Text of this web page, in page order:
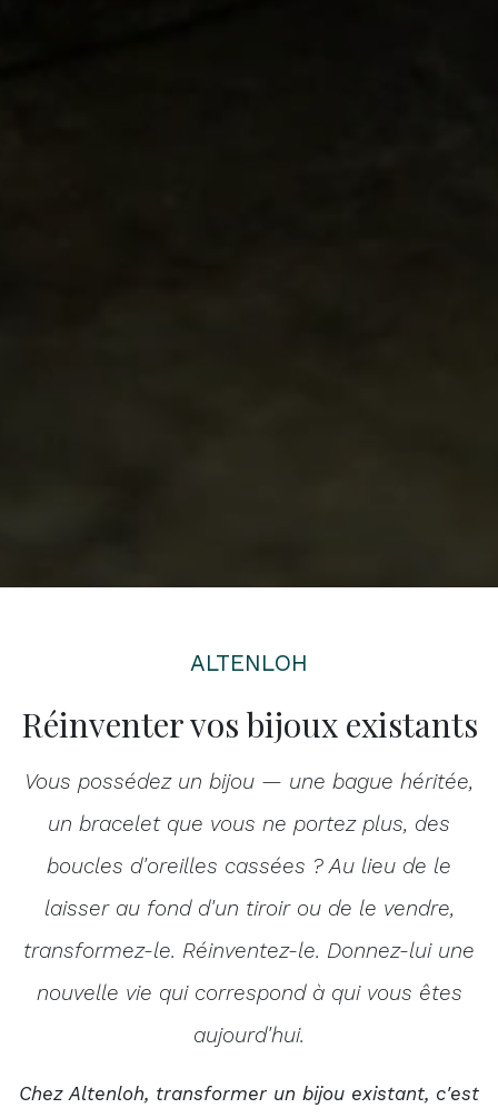
ALTENLOH
Réinventer vos bijoux existants
Vous possédez un bijou — une bague héritée,
un bracelet que vous ne portez plus, des
boucles d'oreilles cassées ? Au lieu de le
laisser au fond d'un tiroir ou de le vendre,
transformez-le. Réinventez-le. Donnez-lui une
nouvelle vie qui correspond à qui vous êtes
aujourd'hui.
Chez Altenloh, transformer un bijou existant, c'est